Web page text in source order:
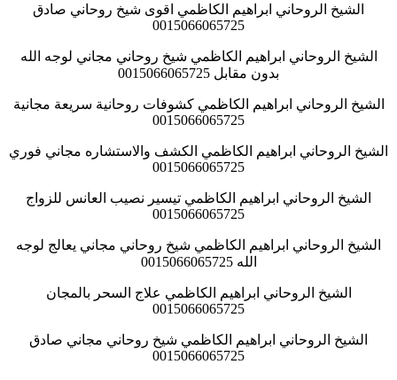
الشيخ الروحاني ابراهيم الكاظمي اقوى شيخ روحاني صادق
0015066065725
الشيخ الروحاني ابراهيم الكاظمي شيخ روحاني مجاني لوجه الله
بدون مقابل 0015066065725
الشيخ الروحاني ابراهيم الكاظمي كشوفات روحانية سريعة مجانية
0015066065725
الشيخ الروحاني ابراهيم الكاظمي الكشف والاستشاره مجاني فوري
0015066065725
الشيخ الروحاني ابراهيم الكاظمي تيسير نصيب العانس للزواج
0015066065725
الشيخ الروحاني ابراهيم الكاظمي شيخ روحاني مجاني يعالج لوجه
الله 0015066065725
الشيخ الروحاني ابراهيم الكاظمي علاج السحر بالمجان
0015066065725
الشيخ الروحاني ابراهيم الكاظمي شيخ روحاني مجاني صادق
0015066065725